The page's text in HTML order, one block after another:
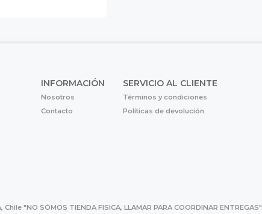
INFORMACIÓN
Nosotros
Contacto
SERVICIO AL CLIENTE
Términos y condiciones
Políticas de devolución
"NO SÓMOS TIENDA FISICA, LLAMAR PARA COORDINAR ENTREGAS"